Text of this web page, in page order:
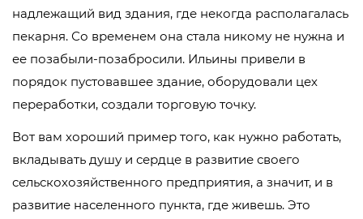
надлежащий вид здания, где некогда располагалась
пекарня. Со временем она стала никому не нужна и
ее позабыли-позабросили. Ильины привели в
порядок пустовавшее здание, оборудовали цех
переработки, создали торговую точку.
Вот вам хороший пример того, как нужно работать,
вкладывать душу и сердце в развитие своего
сельскохозяйственного предприятия, а значит, и в
развитие населенного пункта, где живешь. Это